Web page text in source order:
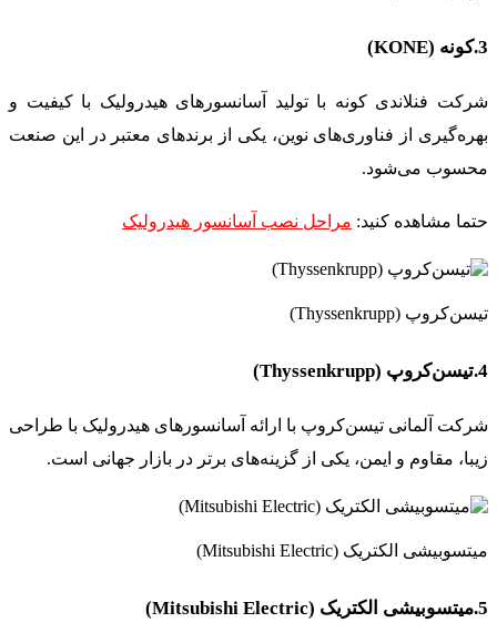
3.کونه (KONE)
شرکت فنلاندی کونه با تولید آسانسورهای هیدرولیک با کیفیت و
بهره‌گیری از فناوری‌های نوین، یکی از برندهای معتبر در این صنعت
محسوب می‌شود.
حتما مشاهده کنید: مراحل نصب آسانسور هیدرولیک
تیسن‌کروپ (Thyssenkrupp)
4.تیسن‌کروپ (Thyssenkrupp)
شرکت آلمانی تیسن‌کروپ با ارائه آسانسورهای هیدرولیک با طراحی
زیبا، مقاوم و ایمن، یکی از گزینه‌های برتر در بازار جهانی است.
میتسوبیشی الکتریک (Mitsubishi Electric)
5.میتسوبیشی الکتریک (Mitsubishi Electric)